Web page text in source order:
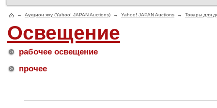
→ Аукцион яху (Yahoo! JAPAN Auctions) → Yahoo! JAPAN Auctions → Товары для
Освещение
рабочее освещение
прочее